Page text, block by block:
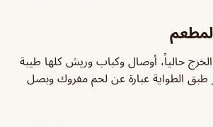
حالياً، أوصال وكباب وريش كلها طيبة
طبق الطواية عبارة عن لحم مفروك وبصل